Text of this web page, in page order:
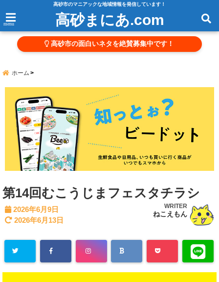
高砂市のマニアックな地域情報を発信しています！
menu 高砂まにあ.com
高砂市の面白いネタを絶賛募集中です！
ホーム
第14回むこうじまフェスタチラシ
2026年6月9日
2026年6月13日
WRITER
ねこえもん